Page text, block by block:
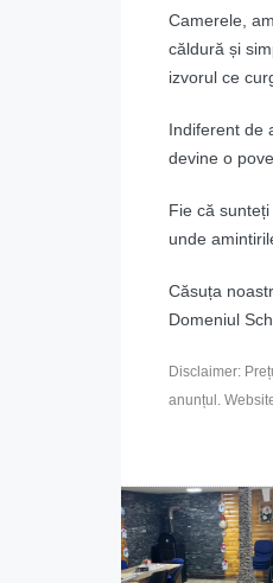
Camerele,
căldură și
izvorul ce
Indiferent de
devine o
Fie că
unde
Căsuța
Domeniul
Disclaimer:
anunțul.